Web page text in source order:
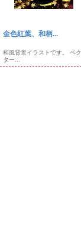
金色紅葉、和柄...
和風背景イラストです。 ベク
ター...